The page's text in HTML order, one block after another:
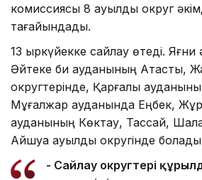
комиссиясы 8 ауылдық округ
тағайындады.
13 қыркүйекке сайлау өтеді. Яғни
Әйтеке би ауданының Ақтасты,
округтерінде, Қарғалы
Мұғалжар ауданында Еңбек,
ауданының Көктау, Тассай,
Айшуақ ауылдық округінде
- Сайлау округтері